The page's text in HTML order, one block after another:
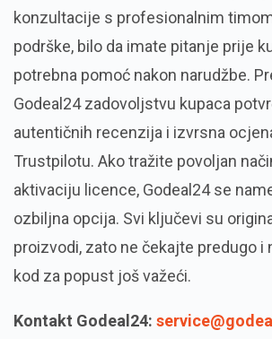
konzultacije s profesionalnim
podrške, bilo da imate pitanje prije
potrebna pomoć nakon narudžbe.
Godeal24 zadovoljstvu kupaca
autentičnih recenzija i izvrsna
Trustpilotu. Ako tražite povoljan
aktivaciju licence, Godeal24 se
ozbiljna opcija. Svi ključevi su
proizvodi, zato ne čekajte predugo i
kod za popust još važeći.
Kontakt Godeal24: